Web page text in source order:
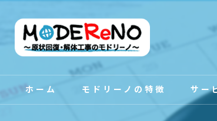
ホーム モドリーノの特徴 サー